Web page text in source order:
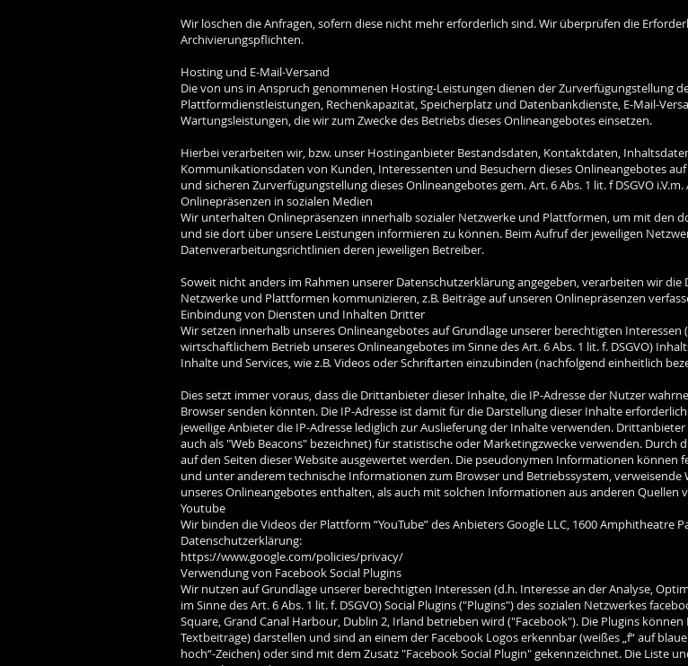
Wir löschen die Anfragen, sofern diese nicht mehr erforderlich sind. Wir überprüfen die
Archivierungspflichten.
Hosting und E-Mail-Versand
Die von uns in Anspruch genommenen Hosting-Leistungen dienen der Zurverfügungstellung
Plattformdienstleistungen, Rechenkapazität, Speicherplatz und Datenbankdienste, E-Mail-
Wartungsleistungen, die wir zum Zwecke des Betriebs dieses Onlineangebotes einsetzen.
Hierbei verarbeiten wir, bzw. unser Hostinganbieter Bestandsdaten, Kontaktdaten,
Kommunikationsdaten von Kunden, Interessenten und Besuchern dieses Onlineangebotes
und sicheren Zurverfügungstellung dieses Onlineangebotes gem. Art. 6 Abs. 1 lit. f DSGVO
Onlinepräsenzen in sozialen Medien
Wir unterhalten Onlinepräsenzen innerhalb sozialer Netzwerke und Plattformen, um mit den
und sie dort über unsere Leistungen informieren zu können. Beim Aufruf der jeweiligen
Datenverarbeitungsrichtlinien deren jeweiligen Betreiber.
Soweit nicht anders im Rahmen unserer Datenschutzerklärung angegeben, verarbeiten wir
Netzwerke und Plattformen kommunizieren, z.B. Beiträge auf unseren Onlinepräsenzen
Einbindung von Diensten und Inhalten Dritter
Wir setzen innerhalb unseres Onlineangebotes auf Grundlage unserer berechtigten
wirtschaftlichem Betrieb unseres Onlineangebotes im Sinne des Art. 6 Abs. 1 lit. f. DSGVO)
Inhalte und Services, wie z.B. Videos oder Schriftarten einzubinden (nachfolgend einheitlich
Dies setzt immer voraus, dass die Drittanbieter dieser Inhalte, die IP-Adresse der Nutzer
Browser senden könnten. Die IP-Adresse ist damit für die Darstellung dieser Inhalte
jeweilige Anbieter die IP-Adresse lediglich zur Auslieferung der Inhalte verwenden.
auch als "Web Beacons" bezeichnet) für statistische oder Marketingzwecke verwenden.
auf den Seiten dieser Website ausgewertet werden. Die pseudonymen Informationen können
und unter anderem technische Informationen zum Browser und Betriebssystem, verweisende
unseres Onlineangebotes enthalten, als auch mit solchen Informationen aus anderen Quellen
Youtube
Wir binden die Videos der Plattform “YouTube” des Anbieters Google LLC, 1600 Amphitheatre
Datenschutzerklärung:
https://www.google.com/policies/privacy/
Verwendung von Facebook Social Plugins
Wir nutzen auf Grundlage unserer berechtigten Interessen (d.h. Interesse an der Analyse,
im Sinne des Art. 6 Abs. 1 lit. f. DSGVO) Social Plugins ("Plugins") des sozialen Netzwerkes
Square, Grand Canal Harbour, Dublin 2, Irland betrieben wird ("Facebook"). Die Plugins
Textbeiträge) darstellen und sind an einem der Facebook Logos erkennbar (weißes „f“ auf
hoch“-Zeichen) oder sind mit dem Zusatz "Facebook Social Plugin" gekennzeichnet. Die Liste